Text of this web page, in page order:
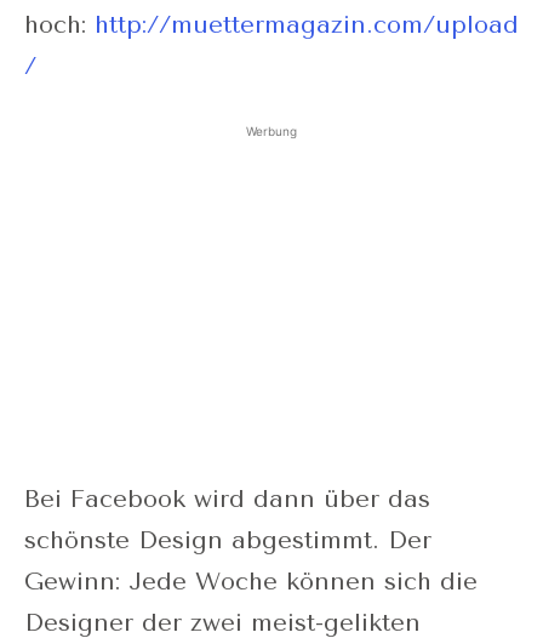
hoch: http://muettermagazin.com/upload
/
Werbung
Bei Facebook wird dann über das
schönste Design abgestimmt. Der
Gewinn: Jede Woche können sich die
Designer der zwei meist-gelikten